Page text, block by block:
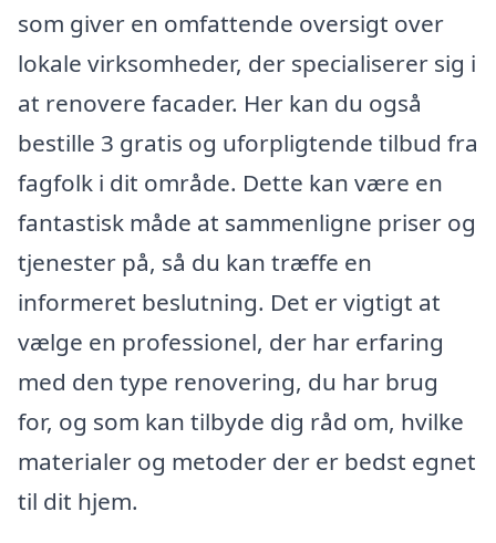
som giver en omfattende oversigt over
lokale virksomheder, der specialiserer sig i
at renovere facader. Her kan du også
bestille 3 gratis og uforpligtende tilbud fra
fagfolk i dit område. Dette kan være en
fantastisk måde at sammenligne priser og
tjenester på, så du kan træffe en
informeret beslutning. Det er vigtigt at
vælge en professionel, der har erfaring
med den type renovering, du har brug
for, og som kan tilbyde dig råd om, hvilke
materialer og metoder der er bedst egnet
til dit hjem.